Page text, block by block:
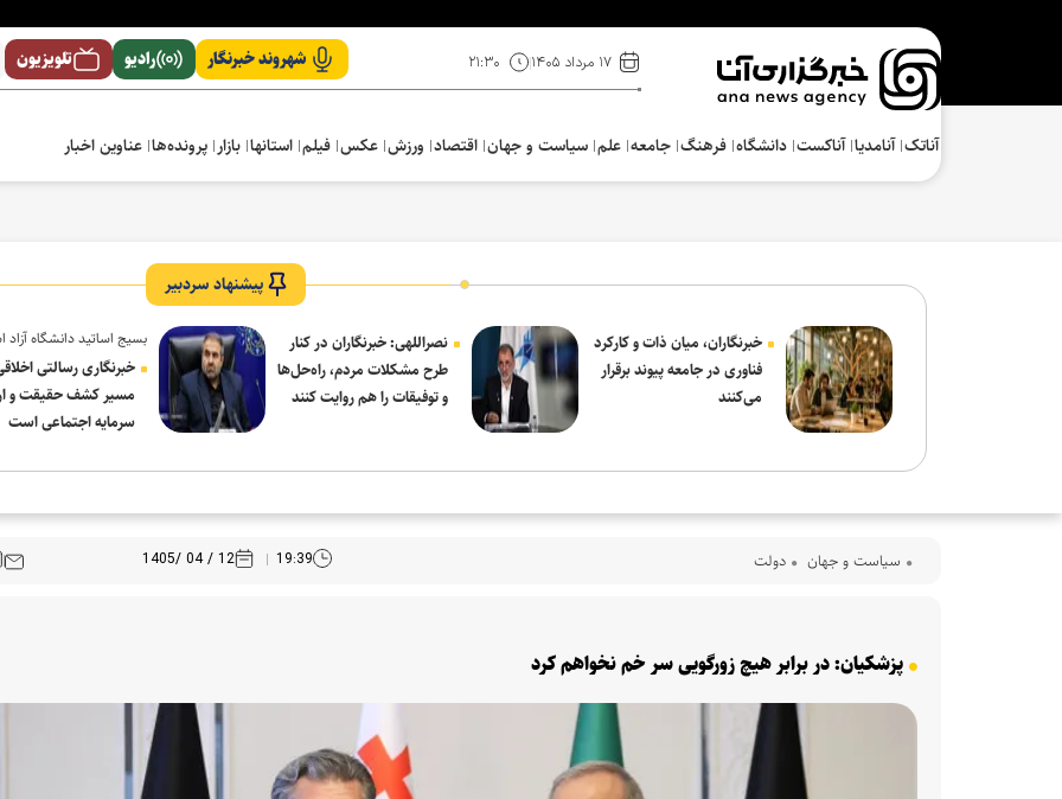
۱۷ مرداد ۱۴۰۵ ۲۱:۳۰ شهروند خبرنگار رادیو تلویزیون
آناتک آنامدیا آناکست دانشگاه فرهنگ‌ جامعه علم سیاست و جهان اقتصاد ورزش عکس فیلم استانها بازار پرونده‌ها عناوین اخبار
پیشنهاد سردبیر
خبرنگاران، میان ذات و کارکرد
فناوری در جامعه پیوند برقرار
می‌کنند
نصراللهی: خبرنگاران در کنار
طرح مشکلات مردم، راه‌حل‌ها
و توفیقات را هم روایت کنند
بسیج اساتید دانشگاه آزاد
در پیام روز خبرنگار:
خبرنگاری رسالتی
مسیر کشف حقیقت و
سرمایه اجتماعی است
سیاست و جهان دولت 19:39
12 / 04 /1405
پزشکیان: در برابر هیچ زورگویی سر خم نخواهم کرد